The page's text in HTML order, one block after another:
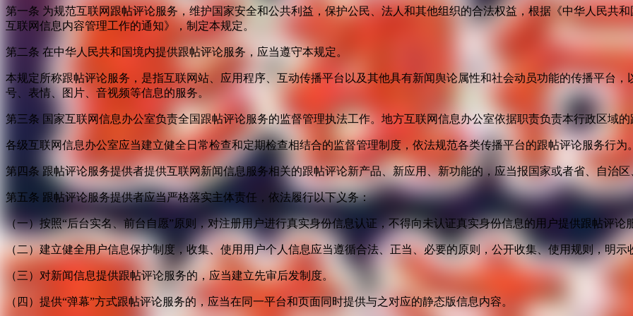
第一条 为规范互联网跟帖评论服务，维护国家安全和公共利益，保护公民、法人和其他组织的合法权益，根据《中华人民共
互联网信息内容管理工作的通知》，制定本规定。
第二条 在中华人民共和国境内提供跟帖评论服务，应当遵守本规定。
本规定所称跟帖评论服务，是指互联网站、应用程序、互动传播平台以及其他具有新闻舆论属性和社会动员功能的传播平台
号、表情、图片、音视频等信息的服务。
第三条 国家互联网信息办公室负责全国跟帖评论服务的监督管理执法工作。地方互联网信息办公室依据职责负责本行政区域
各级互联网信息办公室应当建立健全日常检查和定期检查相结合的监督管理制度，依法规范各类传播平台的跟帖评论服务行为
第四条 跟帖评论服务提供者提供互联网新闻信息服务相关的跟帖评论新产品、新应用、新功能的，应当报国家或者省、自治
第五条 跟帖评论服务提供者应当严格落实主体责任，依法履行以下义务：
（一）按照“后台实名、前台自愿”原则，对注册用户进行真实身份信息认证，不得向未认证真实身份信息的用户提供跟帖评论
（二）建立健全用户信息保护制度，收集、使用用户个人信息应当遵循合法、正当、必要的原则，公开收集、使用规则，明
（三）对新闻信息提供跟帖评论服务的，应当建立先审后发制度。
（四）提供“弹幕”方式跟帖评论服务的，应当在同一平台和页面同时提供与之对应的静态版信息内容。